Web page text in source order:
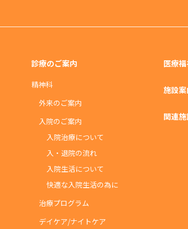
診療のご案内
精神科
外来のご案内
入院のご案内
入院治療について
入・退院の流れ
入院生活について
快適な入院生活の為に
治療プログラム
デイケア/ナイトケア
医療
施設案
関連